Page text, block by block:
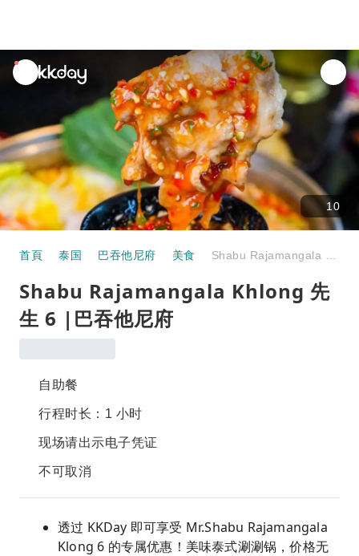
unread
notifications
10
首頁 泰国 巴吞他尼府 美食
Shabu Rajamangala Khlong 先
生 6 |巴吞他尼府
自助餐
行程时长：1 小时
现场请出示电子凭证
不可取消
透过 KKDay 即可享受 Mr.Shabu Rajamangala
Klong 6 的专属优惠！美味泰式涮涮锅，价格无